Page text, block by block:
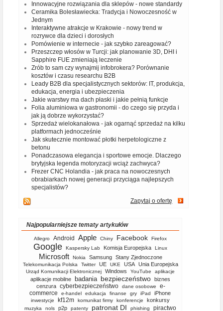
Innowacyjne rozwiązania dla sklepów - nowe standardy
Ceramika Bolesławiecka: Tradycja i Nowoczesność w
Jednym
Interaktywne atrakcje w Krakowie - nowy trend w
rozrywce dla dzieci i dorosłych
Pomówienie w internecie - jak szybko zareagować?
Przeszczep włosów w Turcji: jak planowanie 3D, DHI i
Sapphire FUE zmieniają leczenie
Zrób to sam czy wynajmij infobrokera? Porównanie
kosztów i czasu researchu B2B
Leady B2B dla specjalistycznych sektorów: IT, produkcja,
edukacja, energia i ubezpieczenia
Jakie warstwy ma dach płaski i jakie pełnią funkcje
Folia aluminiowa w gastronomii - do czego się przyda i
jak ją dobrze wykorzystać?
Sprzedaż wielokanałowa - jak ogarnąć sprzedaż na kilku
platformach jednocześnie
Jak skutecznie montować płotki herpetologiczne z
betonu
Ponadczasowa elegancja i sportowe emocje. Dlaczego
brytyjska legenda motoryzacji wciąż zachwyca?
Frezer CNC Holandia - jak praca na nowoczesnych
obrabiarkach nowej generacji przyciąga najlepszych
specjalistów?
Zapytaj o ofertę
Najpopularniejsze tematy artykułów
Allegro Android Apple Chiny Facebook Firefox
Google Kaspersky Lab Komisja Europejska Linux
Microsoft Nokia Samsung Stany Zjednoczone
Telekomunikacja Polska Twitter UE UKE USA Unia Europejska
Urząd Komunikacji Elektronicznej Windows YouTube aplikacje
aplikacje mobilne badania bezpieczeństwo biznes
cenzura cyberbezpieczeństwo dane osobowe
e-
commerce
e-handel edukacja finanse gry iPad iPhone
inwestycje kf12m komunikat firmy konferencje konkursy
muzyka nols p2p patenty patronat DI phishing piractwo